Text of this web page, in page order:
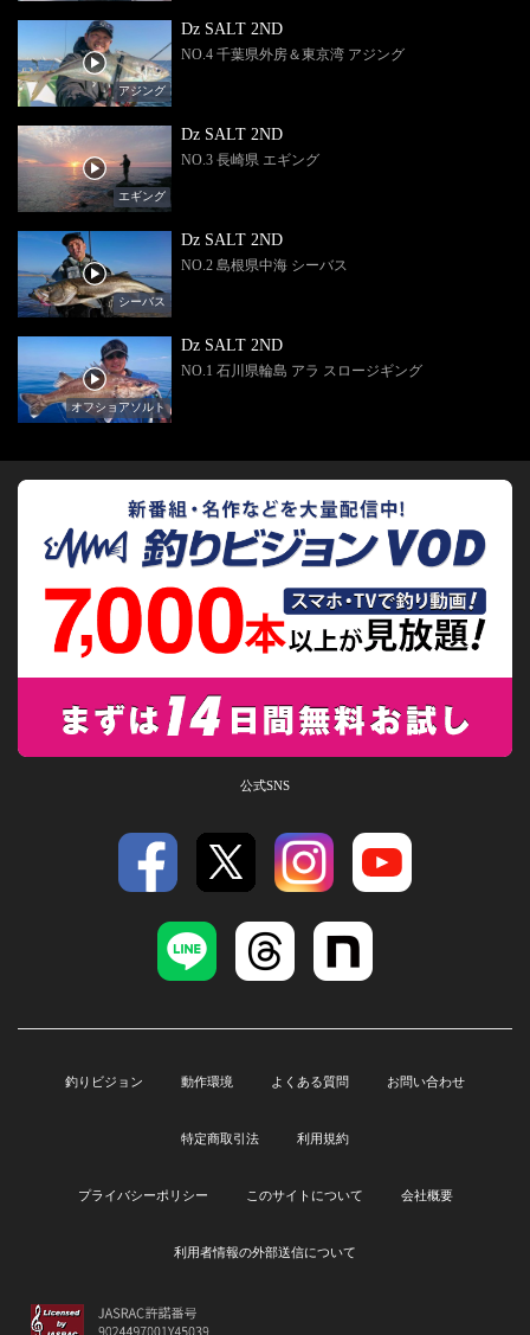
アジング
Dz SALT 2ND
NO.4 千葉県外房＆東京湾 アジング
エギング
Dz SALT 2ND
NO.3 長崎県 エギング
シーバス
Dz SALT 2ND
NO.2 島根県中海 シーバス
オフショアソルト
Dz SALT 2ND
NO.1 石川県輪島 アラ スロージギング
公式SNS
釣りビジョン 動作環境 よくある質問 お問い合わせ
特定商取引法 利用規約
プライバシーポリシー このサイトについて 会社概要
利用者情報の外部送信について